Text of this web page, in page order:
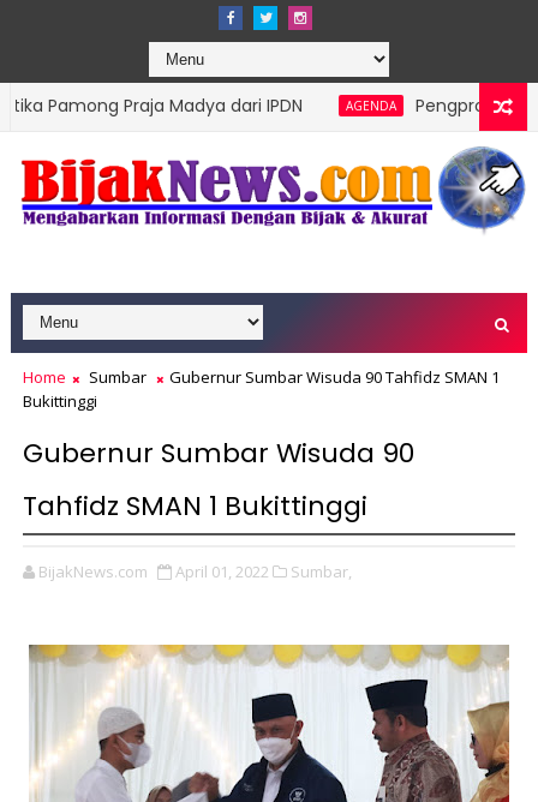
Madya dari IPDN AGENDA
Pengprov Squash
Home Sumbar
Gubernur Sumbar Wisuda 90 Tahfidz SMAN 1
Bukittinggi
Gubernur Sumbar Wisuda 90
Tahfidz SMAN 1 Bukittinggi
BijakNews.com April 01, 2022 Sumbar,